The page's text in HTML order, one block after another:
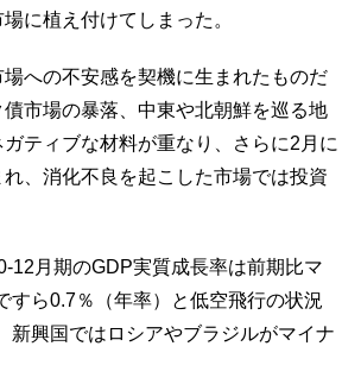
に植え付けてしまった。
への不安感を契機に生まれたものだ
市場の暴落、中東や北朝鮮を巡る地
ティブな材料が重なり、さらに2月に
、消化不良を起こした市場では投資
月期のGDP実質成長率は前期比マ
すら0.7％（年率）と低空飛行の状況
新興国ではロシアやブラジルがマイナ